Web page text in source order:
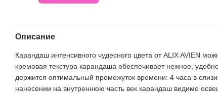
Описание
Карандаш интенсивного чудесного цвета от ALIX AVIEN
кремовая текстура карандаша обеспечивает нежное,
держится оптимальный промежуток времени: 4 часа в
нанесении на внутреннюю часть век карандаш видимо